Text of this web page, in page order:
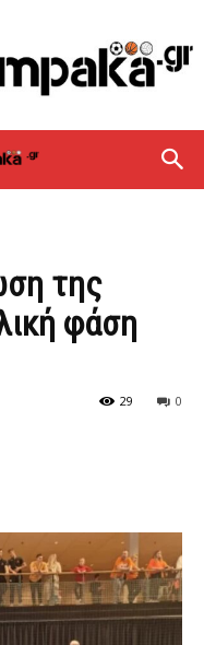
της
φάση
0
29